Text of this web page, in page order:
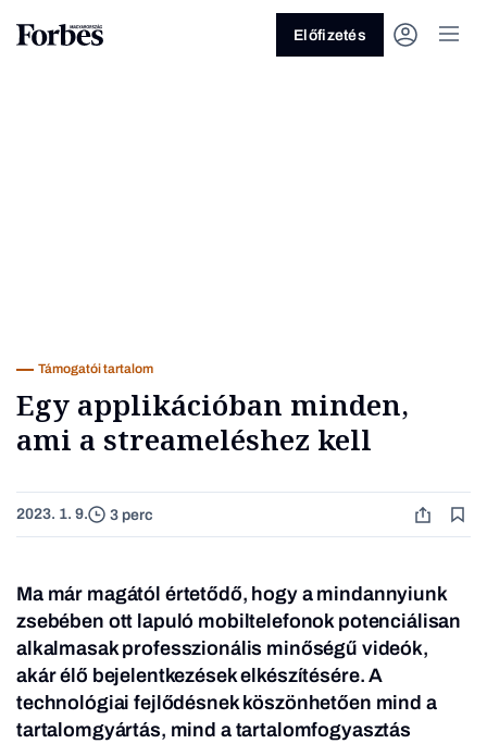
Üzlet
Előfizetés
Támogatói tartalom
Egy applikációban minden,
ami a streameléshez kell
2023. 1. 9. 3 perc
Ma már magától értetődő, hogy a mindannyiunk
zsebében ott lapuló mobiltelefonok potenciálisan
alkalmasak professzionális minőségű videók,
akár élő bejelentkezések elkészítésére. A
technológiai fejlődésnek köszönhetően mind a
tartalomgyártás, mind a tartalomfogyasztás